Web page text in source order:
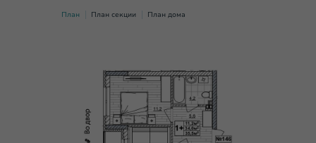
План План секции План дома